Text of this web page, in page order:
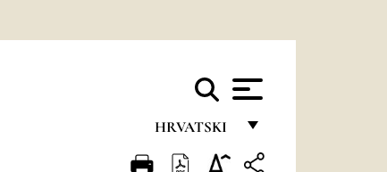
HRVATSKI
FRANÇAIS